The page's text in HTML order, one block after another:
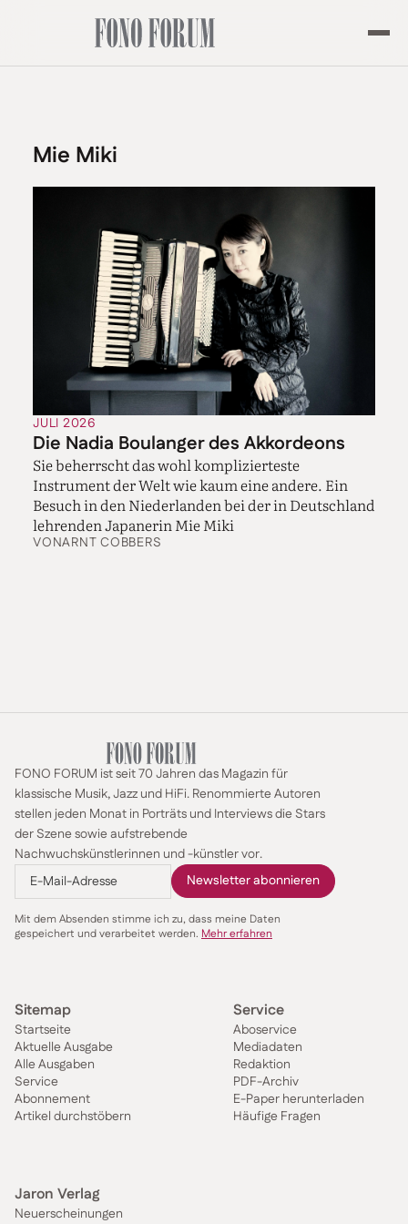
Mie Miki
JULI 2026
Die Nadia Boulanger des Akkordeons
Sie beherrscht das wohl komplizierteste
Instrument der Welt wie kaum eine andere. Ein
Besuch in den Niederlanden bei der in Deutschland
lehrenden Japanerin Mie Miki
VONARNT COBBERS
FONO FORUM ist seit 70 Jahren das Magazin für
klassische Musik, Jazz und HiFi. Renommierte Autoren
stellen jeden Monat in Porträts und Interviews die Stars
der Szene sowie aufstrebende
Nachwuchskünstlerinnen und -künstler vor.
Mit dem Absenden stimme ich zu, dass meine Daten
gespeichert und verarbeitet werden. Mehr erfahren
Sitemap
Startseite
Aktuelle Ausgabe
Alle Ausgaben
Service
Abonnement
Artikel durchstöbern
Service
Aboservice
Mediadaten
Redaktion
PDF-Archiv
E-Paper herunterladen
Häufige Fragen
Jaron Verlag
Neuerscheinungen